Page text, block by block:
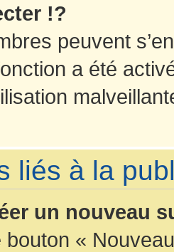
!?
peuvent
a été
liés à la
un nouveau
«